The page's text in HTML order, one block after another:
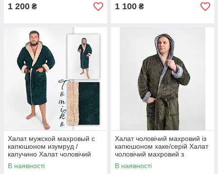
1 200 ₴ 1 100 ₴
Халат мужской махровый с
капюшоном изумруд /
капучино Халат чоловічий
махровий з капюшоном. 56-
58
В наявності
Халат чоловічий махровий із
капюшоном хаке/серій Халат
чоловічий махровий з
капюшоном.
В наявності